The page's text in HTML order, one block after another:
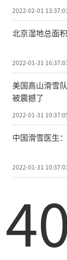
2022-02-01 13:37:01
北京湿地总面
2022-01-31 16:37:01
美国高山滑雪
被震撼了
2022-01-31
中国滑雪医生
2022-01-31